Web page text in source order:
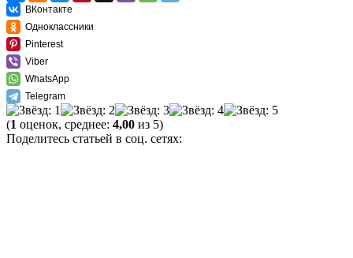
ВКонтакте
Одноклассники
Pinterest
Viber
WhatsApp
Telegram
(1 оценок, среднее: 4,00 из 5)
Поделитесь статьей в соц. сетях: